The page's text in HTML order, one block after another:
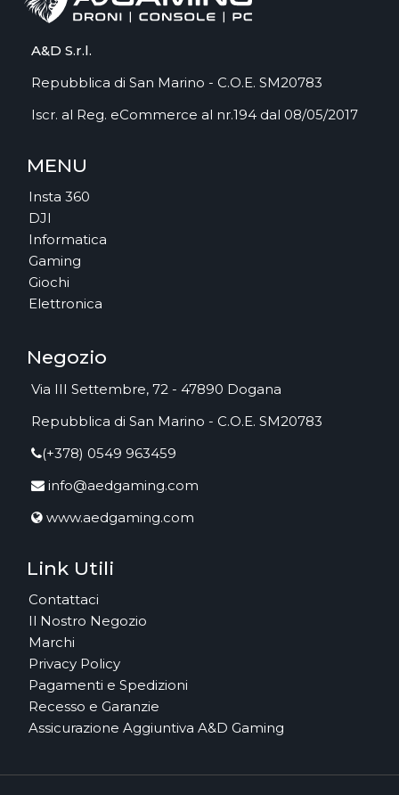
A&D S.r.l.
Repubblica di San Marino - C.O.E. SM20783
Iscr. al Reg. eCommerce al nr.194 dal 08/05/2017
MENU
Insta 360
DJI
Informatica
Gaming
Giochi
Elettronica
Negozio
Via III Settembre, 72 - 47890 Dogana
Repubblica di San Marino - C.O.E. SM20783
(+378) 0549 963459
info@aedgaming.com
www.aedgaming.com
Link Utili
Contattaci
Il Nostro Negozio
Marchi
Privacy Policy
Pagamenti e Spedizioni
Recesso e Garanzie
Assicurazione Aggiuntiva A&D Gaming